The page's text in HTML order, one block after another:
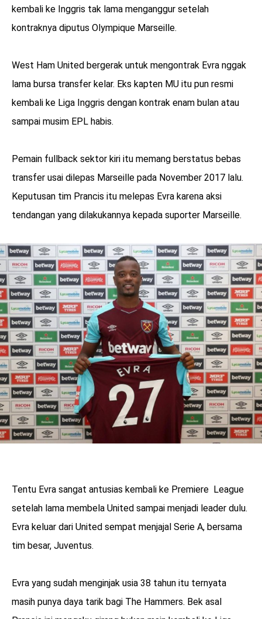
menarik
kembali ke Inggris tak lama menganggur setelah
kontraknya diputus Olympique Marseille.
West Ham United bergerak untuk mengontrak Evra nggak
lama bursa transfer kelar. Eks kapten MU itu pun resmi
kembali ke Liga Inggris dengan kontrak enam bulan atau
sampai musim EPL habis.
Pemain fullback sektor kiri itu memang berstatus bebas
transfer usai dilepas Marseille pada November 2017 lalu.
Keputusan tim Prancis itu melepas Evra karena aksi
tendangan yang dilakukannya kepada suporter Marseille.
Tentu Evra sangat antusias kembali ke Premiere League
setelah lama membela United sampai menjadi leader dulu.
Evra keluar dari United sempat menjajal Serie A, bersama
tim besar, Juventus.
Evra yang sudah menginjak usia 38 tahun itu ternyata
masih punya daya tarik bagi The Hammers. Bek asal